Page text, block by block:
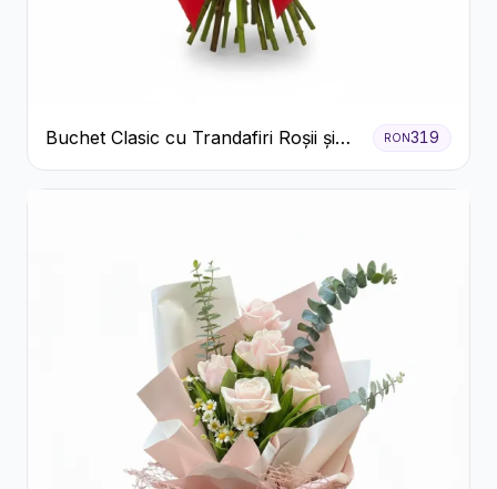
Buchet Clasic cu Trandafiri Roșii și
Gypsophila
RON319